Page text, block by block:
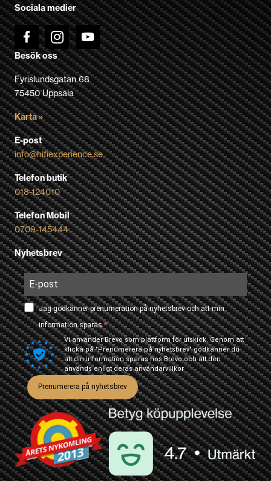
produktsidan
Sociala medier
Besök oss
Fyrislundsgatan 68
75450 Uppsala
Karta »
E-post
info@hifiexperience.se
Telefon butik
018-124010
Telefon Mobil
0709-145444
Nyhetsbrev
Jag godkänner prenumeration på nyhetsbrev och att min
information sparas.
Vi använder Brevo som plattform för utskick. Genom att
klicka på "Prenumerera på nyhetsbrev" godkänner du
att din information sparas hos Brevo och att den
används enligt derasanvändarvillkor
Prenumerera på nyhetsbrev